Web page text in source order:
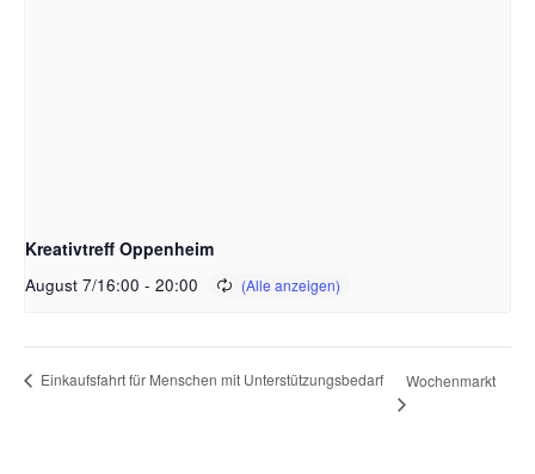
Kreativtreff Oppenheim
August 7/16:00 - 20:00
Einkaufsfahrt für Menschen mit Unterstützungsbedarf Wochenmarkt